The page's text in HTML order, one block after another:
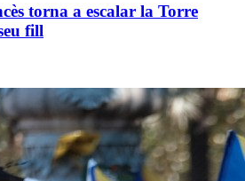
torna a escalar la Torre
fill